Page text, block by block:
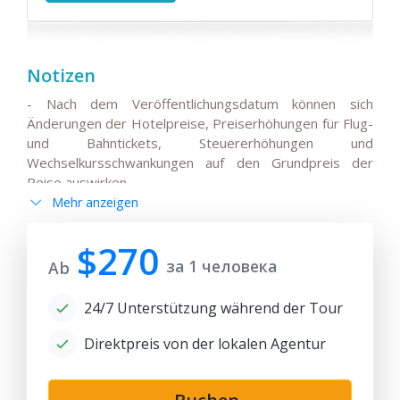
Notizen
- Nach dem Veröffentlichungsdatum können sich
Änderungen der Hotelpreise, Preiserhöhungen für Flug-
und Bahntickets, Steuererhöhungen und
Wechselkursschwankungen auf den Grundpreis der
Reise auswirken.
- Alle Änderungen der Hauptreiseroute, Änderungen
internationaler Flüge müssen mit den Reisenden
vereinbart und vorab bestätigt werden.
Verfügbarkeit von Tickets für die angegebenen Daten
ersetzt werden kann. Für Transfers fällt möglicherweise
- Der Reisepreis kann je nach Verfügbarkeit von Zug-
Mehr anzeigen
Ab $270 за 1 человека
24/7 Unterstützung während der Tour
Direktpreis von der lokalen Agentur